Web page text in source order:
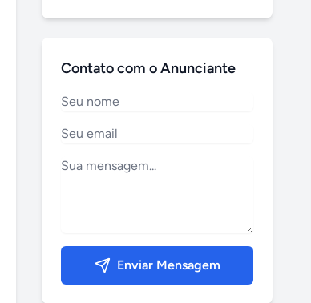
Contato com o Anunciante
Enviar Mensagem